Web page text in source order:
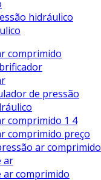
hidráulico
comprimido
de pressão
comprimido 1 4
comprimido preço
ar comprimido
ar
ar comprimido